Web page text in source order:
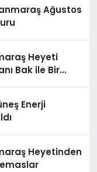
Ağustos
Heyeti
Bak ile Bir
Enerji
Heyetinden